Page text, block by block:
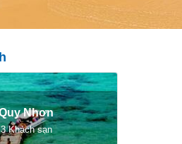
Nhơn
3 Khách sạn